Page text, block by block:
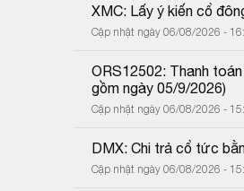
XMC: Lấy ý kiến cổ
Cập nhật ngày 06/08/2026 -
ORS12502: Thanh
gồm ngày 05/9/2026)
Cập nhật ngày 06/08/2026 -
DMX: Chi trả cổ tức
Cập nhật ngày 06/08/2026 -